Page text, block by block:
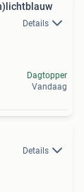
Details
Dagtopper
Vandaag
Details